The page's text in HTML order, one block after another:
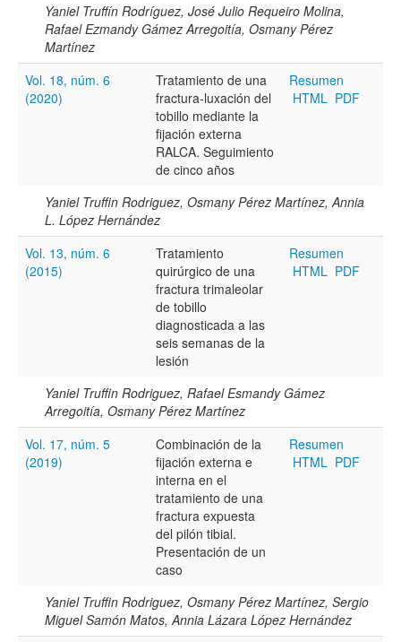
Tipo (método/enfoque)
Cobertura
Todos los camps término del índice
Yaniel Truffín Rodríguez, José Julio Requeiro Molina,
Rafael Ezmandy Gámez Arregoitía, Osmany Pérez
Martínez
Vol. 18, núm. 6
(2020)
Tratamiento de una
fractura-luxación del
tobillo mediante la
fijación externa
RALCA. Seguimiento
de cinco años
Resumen
HTML PDF
Yaniel Truffin Rodriguez, Osmany Pérez Martínez, Annia
L. López Hernández
Vol. 13, núm. 6
(2015)
Tratamiento
quirúrgico de una
fractura trimaleolar
de tobillo
diagnosticada a las
seis semanas de la
lesión
Resumen
HTML PDF
Yaniel Truffin Rodriguez, Rafael Esmandy Gámez
Arregoitía, Osmany Pérez Martínez
Vol. 17, núm. 5
(2019)
Combinación de la
fijación externa e
interna en el
tratamiento de una
fractura expuesta
del pilón tibial.
Presentación de un
caso
Resumen
HTML PDF
Yaniel Truffin Rodriguez, Osmany Pérez Martínez, Sergio
Miguel Samón Matos, Annia Lázara López Hernández